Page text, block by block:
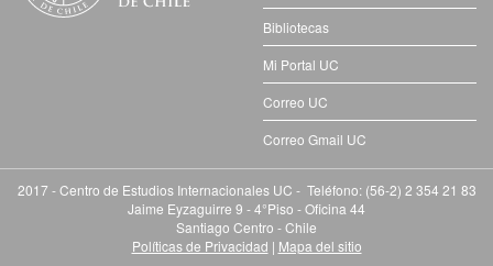
Bibliotecas
Mi Portal UC
Correo UC
Correo Gmail UC
2017 - Centro de Estudios Internacionales UC - Teléfono: (56-2) 2 354 21 83
Jaime Eyzaguirre 9 - 4°Piso - Oficina 44
Santiago Centro - Chile
Políticas de Privacidad | Mapa del sitio